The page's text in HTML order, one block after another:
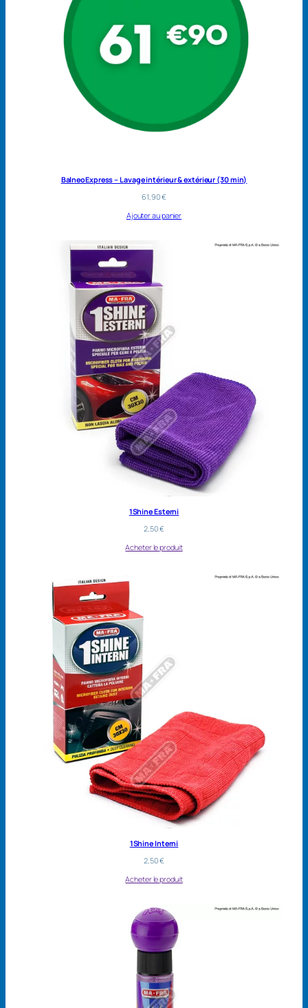
BalneoExpress – Lavage intérieur & extérieur (30 min)
61,90€
Ajouter au panier
1Shine Esterni
2,50€
Acheter le produit
1Shine Interni
2,50€
Acheter le produit